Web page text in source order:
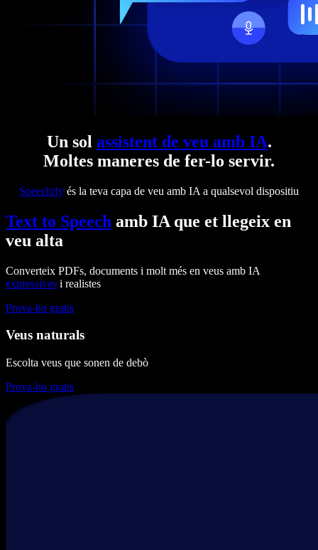
Un sol assistent de veu amb IA.
Moltes maneres de fer-lo servir.
Speechify és la teva capa de veu amb IA a qualsevol dispositiu
Text to Speech amb IA que et llegeix en
veu alta
Converteix PDFs, documents i molt més en veus amb IA
expressives i realistes
Prova-ho gratis
Veus naturals
Escolta veus que sonen de debò
Prova-ho gratis